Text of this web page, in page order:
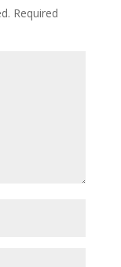
Required